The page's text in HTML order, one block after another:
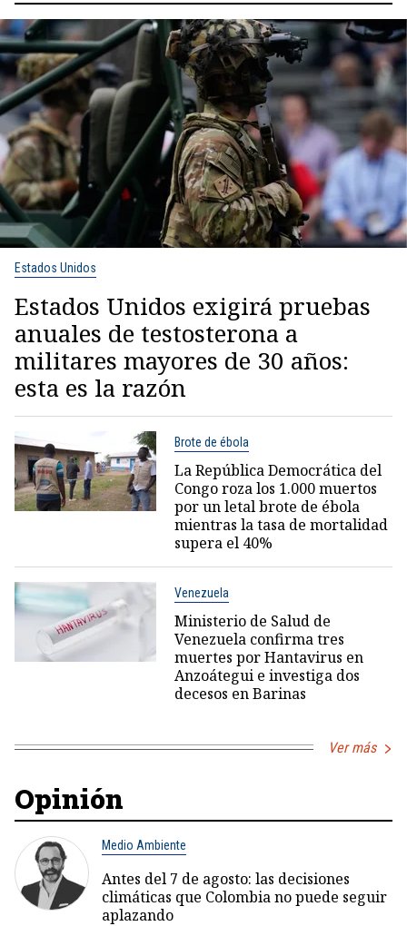
Estados Unidos
Estados Unidos exigirá pruebas
anuales de testosterona a
militares mayores de 30 años:
esta es la razón
Brote de ébola
La República Democrática del
Congo roza los 1.000 muertos
por un letal brote de ébola
mientras la tasa de mortalidad
supera el 40%
Venezuela
Ministerio de Salud de
Venezuela confirma tres
muertes por Hantavirus en
Anzoátegui e investiga dos
decesos en Barinas
Ver más
Opinión
Medio Ambiente
Antes del 7 de agosto: las decisiones
climáticas que Colombia no puede seguir
aplazando